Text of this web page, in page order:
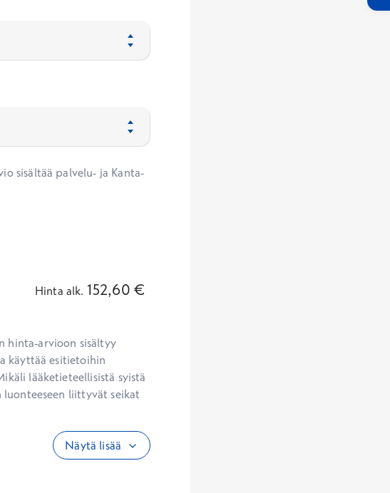
sisältää palvelu- ja Kanta-
Hinta alk. 152,60 €
hinta-arvioon sisältyy
käyttää esitietoihin
lääketieteellisistä syistä
liittyvät seikat
Näytä lisää